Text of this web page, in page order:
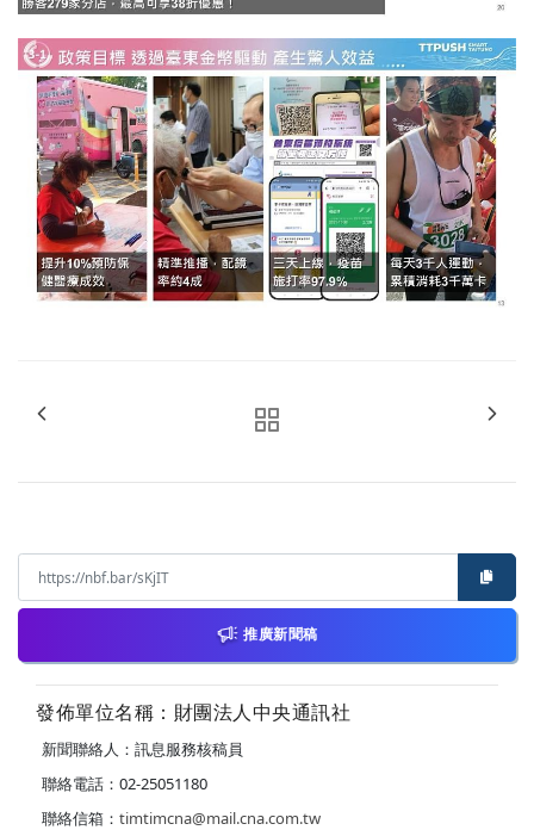
推廣新聞稿
發佈單位名稱：財團法人中央通訊社
新聞聯絡人：訊息服務核稿員
聯絡電話：02-25051180
聯絡信箱： timtimcna@mail.cna.com.tw